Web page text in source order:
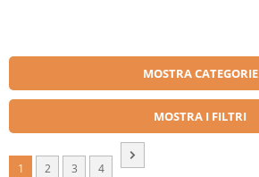
MOSTRA CATEGORIE
MOSTRA I FILTRI
1 2 3 4